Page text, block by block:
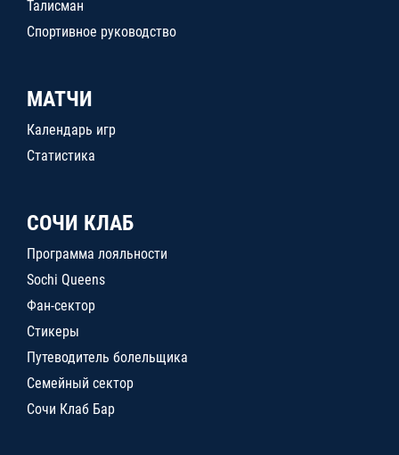
Талисман
Спортивное руководство
МАТЧИ
Календарь игр
Статистика
СОЧИ КЛАБ
Программа лояльности
Sochi Queens
Фан-сектор
Стикеры
Путеводитель болельщика
Семейный сектор
Сочи Клаб Бар